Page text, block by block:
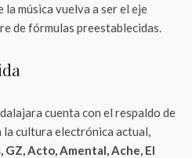
música vuelva a ser el eje
de fórmulas preestablecidas.
cuenta con el respaldo de
cultura electrónica actual,
Acto, Amental, Ache, El